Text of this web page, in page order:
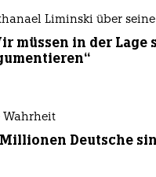
Liminski über seine
müssen in der Lage
Wahrheit
Deutsche